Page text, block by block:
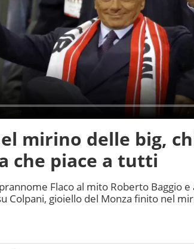
mirino delle big,
che piace a tutti
Flaco al mito Roberto Baggio e
Colpani, gioiello del Monza finito nel